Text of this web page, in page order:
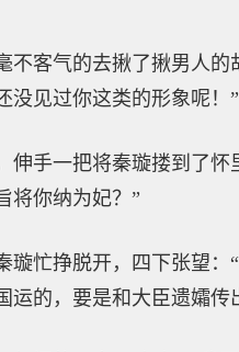
不客气的去揪了揪男人
见过你这类的形象呢！”
伸手一把将秦璇搂到了
将你纳为妃？”
璇忙挣脱开，四下张望
运的，要是和大臣遗孀